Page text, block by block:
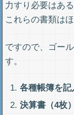
力すり必要はあ
これらの書類は
ですので、ゴー
す。
各種帳簿を記
決算書（4枚